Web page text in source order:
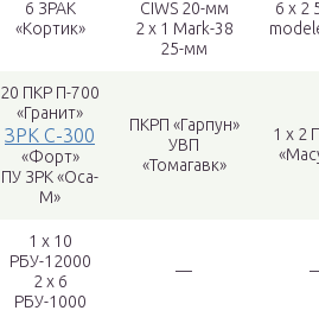
6 ЗРАК
«Кортик»
CIWS 20-мм
2 х 1 Mark-38
25-мм
6 х 2
20 ПКР П-700
«Гранит»
ЗРК С-300
«Форт»
ПУ ЗРК «Оса-
М»
ПКРП «Гарпун»
УВП
«Томагавк»
1 х 2
1 х 10
РБУ-12000
2 х 6
РБУ-1000
—